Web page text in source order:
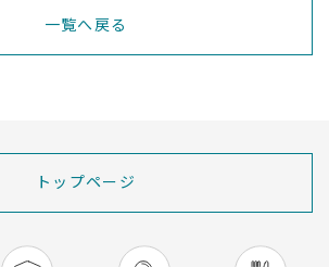
一覧へ戻る
トップページ